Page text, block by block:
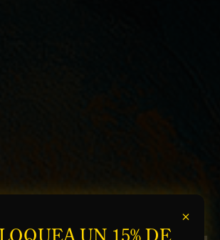
×
UN 15% DE